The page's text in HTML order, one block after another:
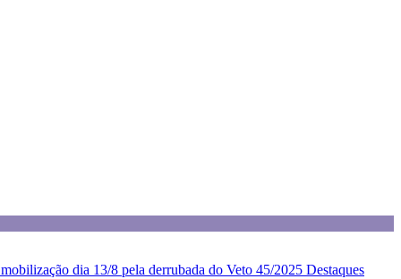
dia 13/8 pela derrubada do Veto 45/2025 Destaques